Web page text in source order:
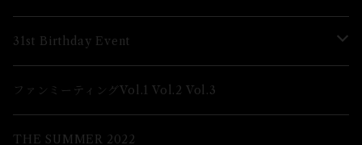
Lブロマイド
2Lブロマイド
グッズ
31st Birthday Event
Lブロマイド
2Lブロマイド
ファンミーティングVol.1 Vol.2 Vol.3
THE SUMMER 2022